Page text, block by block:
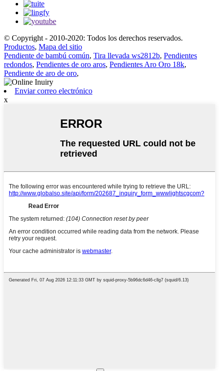
© Copyright - 2010-2020: Todos los derechos reservados.
Productos, Mapa del sitio
Pendiente de bambú común, Tira llevada ws2812b, Pendientes
redondos, Pendientes de oro aros, Pendientes Aro Oro 18k,
Pendiente de aro de oro,
Enviar correo electrónico
x